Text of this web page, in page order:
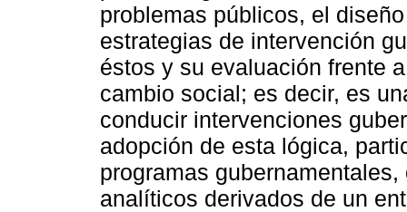
problemas públicos, el
estrategias de intervención
éstos y su evaluación frente
cambio social; es decir, es
conducir intervenciones
adopción de esta lógica,
programas
analíticos derivados de un